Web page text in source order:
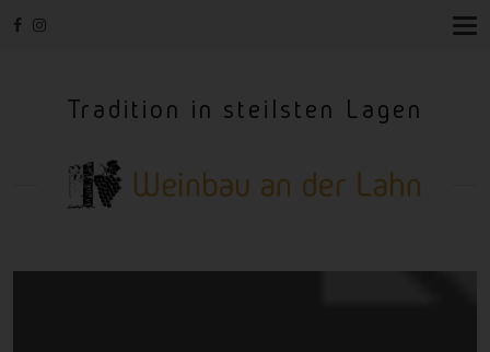
T
Tradition in steilsten Lagen